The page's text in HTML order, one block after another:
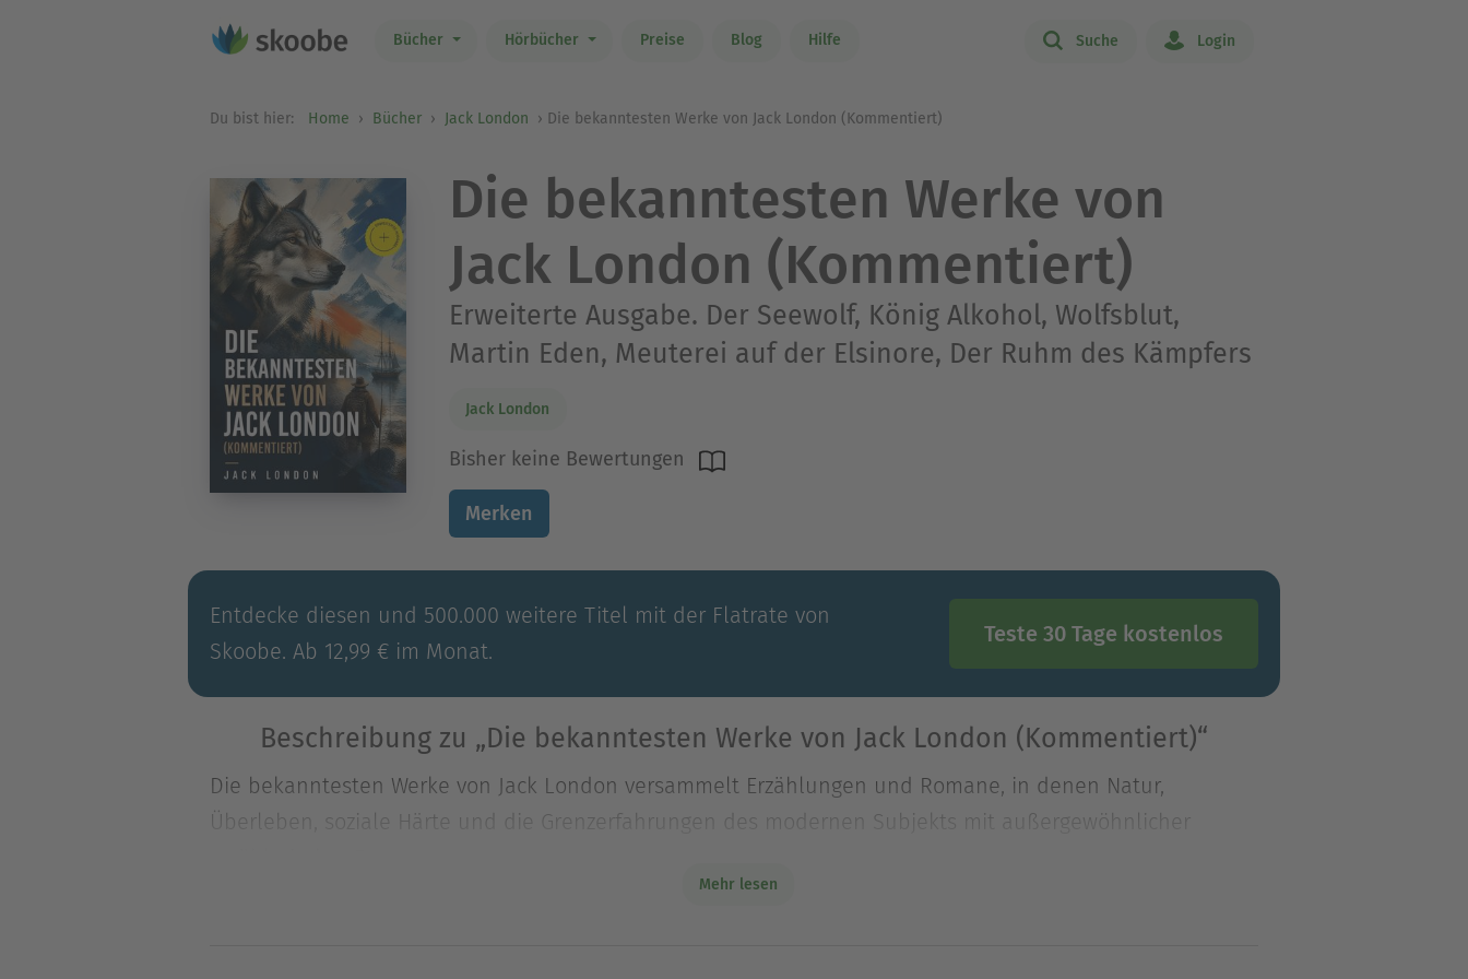
Bücher Hörbücher Preise Blog Hilfe Suche Login
Du bist hier: Home Bücher Jack London Die bekanntesten Werke von Jack London (Kommentiert)
Die bekanntesten Werke von
Jack London (Kommentiert)
Erweiterte Ausgabe. Der Seewolf, König Alkohol, Wolfsblut,
Martin Eden, Meuterei auf der Elsinore, Der Ruhm des Kämpfers
Jack London
Bisher keine Bewertungen
Merken
Entdecke diesen und 500.000 weitere Titel mit der Flatrate von
Skoobe. Ab 12,99 € im Monat.
Teste 30 Tage kostenlos
Beschreibung zu „Die bekanntesten Werke von Jack London (Kommentiert)“
Die bekanntesten Werke von Jack London versammelt Erzählungen und Romane, in denen Natur,
Überleben, soziale Härte und die Grenzerfahrungen des modernen Subjekts mit außergewöhnlicher
Die bekanntesten Werke von Jack London versammelt Erzählungen und Romane, in denen Natur,
Mehr lesen